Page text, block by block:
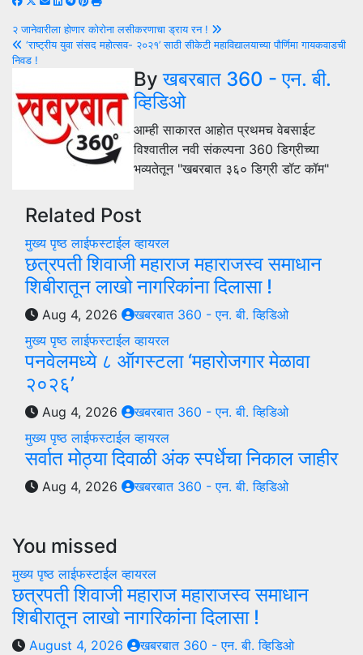
Post
navigation
२ जानेवारीला होणार कोरोना लसीकरणाचा ड्राय रन !
‘राष्ट्रीय युवा संसद महोत्सव- २०२१’ साठी सीकेटी महाविद्यालयाच्या पौर्णिमा गायकवाडची
निवड !
Byखबरबात 360 - एन. बी.
व्हिडिओ
आम्ही साकारत आहोत प्रथमच वेबसाईट
विश्वातील नवी संकल्पना 360 डिग्रीच्या
भव्यतेतून "खबरबात ३६० डिग्री डॉट कॉम"
Related Post
मुख्य पृष्ठलाईफस्टाईलव्हायरल
छत्रपती शिवाजी महाराज महाराजस्व समाधान
शिबीरातून लाखो नागरिकांना दिलासा !
Aug 4, 2026
खबरबात 360 - एन. बी. व्हिडिओ
मुख्य पृष्ठलाईफस्टाईलव्हायरल
पनवेलमध्ये ८ ऑगस्टला ‘महारोजगार मेळावा
२०२६’
Aug 4, 2026
खबरबात 360 - एन. बी. व्हिडिओ
मुख्य पृष्ठलाईफस्टाईलव्हायरल
सर्वात मोठ्या दिवाळी अंक स्पर्धेचा निकाल जाहीर
Aug 4, 2026 खबरबात 360 - एन. बी. व्हिडिओ
You missed
मुख्य पृष्ठलाईफस्टाईलव्हायरल
छत्रपती शिवाजी महाराज महाराजस्व समाधान
शिबीरातून लाखो नागरिकांना दिलासा !
August 4, 2026
खबरबात 360 - एन. बी. व्हिडिओ